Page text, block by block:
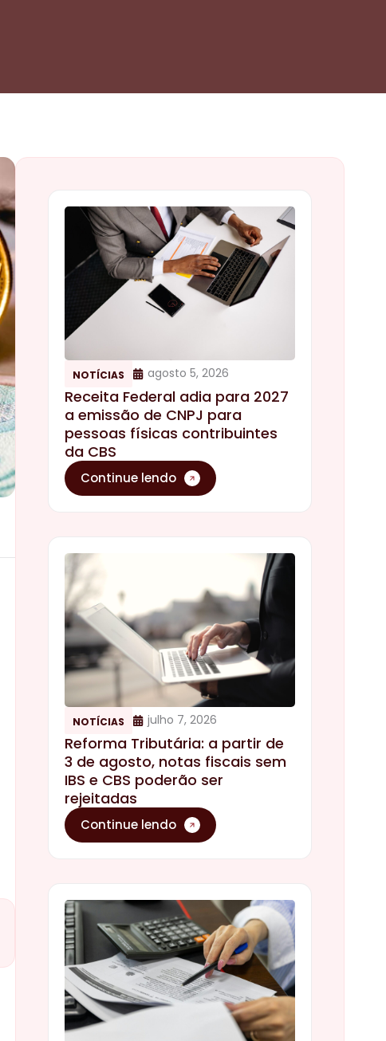
NOTÍCIAS agosto 5, 2026
Receita Federal adia para 2027
a emissão de CNPJ para
pessoas físicas contribuintes
da CBS
Continue lendo
NOTÍCIAS julho 7, 2026
Reforma Tributária: a partir de
3 de agosto, notas fiscais sem
IBS e CBS poderão ser
rejeitadas
Continue lendo